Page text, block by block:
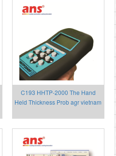
C193 HHTP-2000 The Hand
Held Thickness Prob agr vietnam